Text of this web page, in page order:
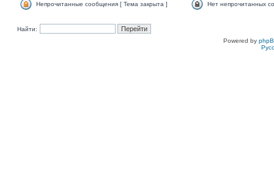
Непрочитанные сообщения [ Тема закрыта ] Нет непрочитанных
Найти:
Powered by